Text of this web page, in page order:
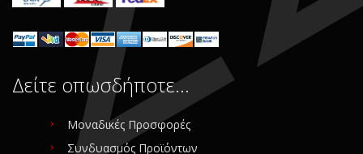
Δείτε οπωσδήποτε…
Μοναδικές Προσφορές
Συνδυασμός Προϊόντων